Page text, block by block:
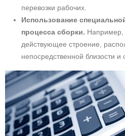
перевозки рабочих.
Использование
процесса сборки.
действующее строение,
непосредственной близости и